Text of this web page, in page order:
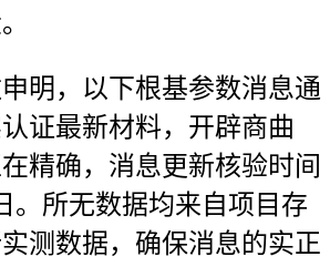
，以下根基参数消息通
证最新材料，开辟商曲
精确，消息更新核验时间
。所无数据均来自项目存
测数据，确保消息的实正